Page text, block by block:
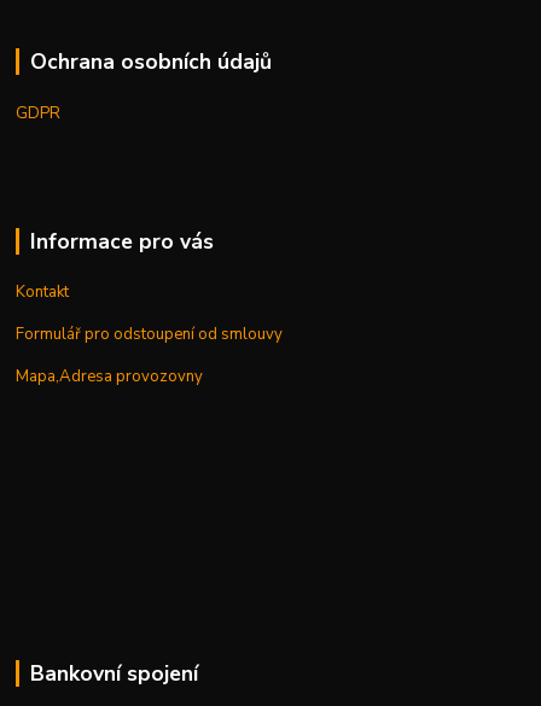
Ochrana osobních údajů
GDPR
Informace pro vás
Kontakt
Formulář pro odstoupení od smlouvy
Mapa,Adresa provozovny
Bankovní spojení